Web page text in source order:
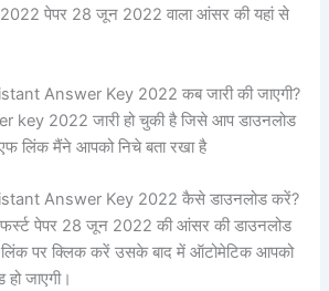
पेपर 28 जून 2022 वाला आंसर की यहां से
Answer Key 2022 कब जारी की जाएगी?
key 2022 जारी हो चुकी है जिसे आप डाउनलोड
लिंक मैंने आपको निचे बता रखा है
Answer Key 2022 कैसे डाउनलोड करें?
पेपर 28 जून 2022 की आंसर की डाउनलोड
पर क्लिक करें उसके बाद में ऑटोमेटिक आपको
जाएगी।